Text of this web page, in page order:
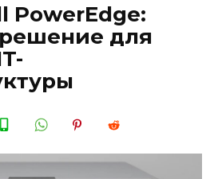
PowerEdge:
для